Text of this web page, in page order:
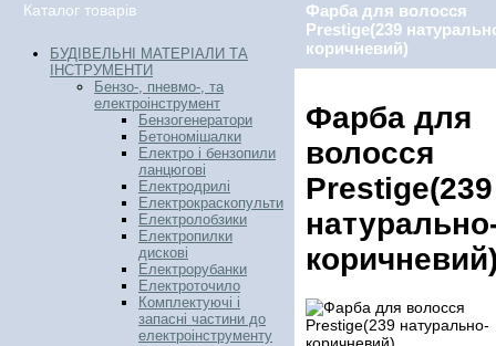
Каталог товарів
БУДІВЕЛЬНІ МАТЕРІАЛИ ТА
ІНСТРУМЕНТИ
Бензо-, пневмо-, та
електроінструмент
Бензогенератори
Бетономішалки
Електро і бензопили
ланцюгові
Електродрилі
Електрокраскопульти
Електролобзики
Електропилки
дискові
Електрорубанки
Електроточило
Комплектуючі і
запасні частини до
електроінструменту
Фарба для волосся
Prestige(239
коричневий)
Фарба для
волосся
Prestige(239